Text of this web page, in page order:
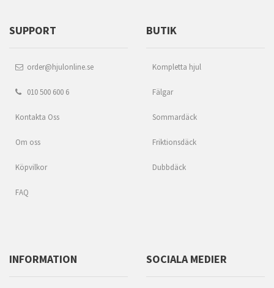
SUPPORT
order@hjulonline.se
010 500 600 6
Kontakta Oss
Om oss
Köpvilkor
FAQ
BUTIK
Kompletta hjul
Fälgar
Sommardäck
Friktionsdäck
Dubbdäck
INFORMATION SOCIALA MEDIER